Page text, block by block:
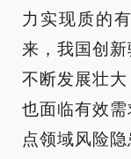
力实现质的
来，我国创
不断发展壮大
也面临有效
点领域风险